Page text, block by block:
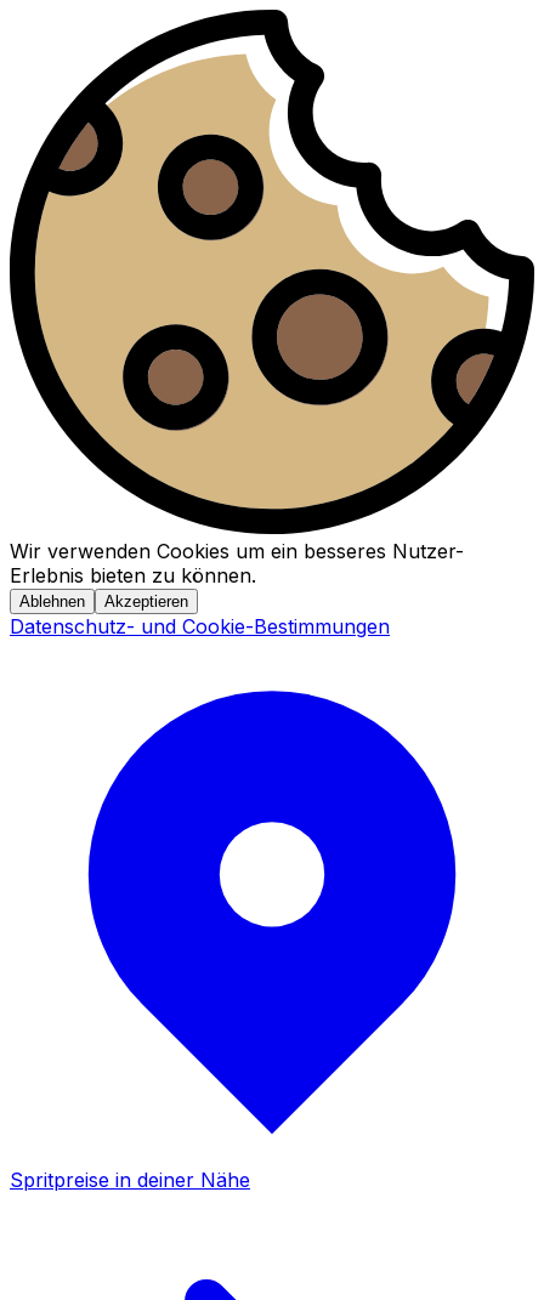
Wir verwenden Cookies um ein besseres Nutzer-
Erlebnis bieten zu können.
Ablehnen Akzeptieren
Datenschutz- und Cookie-Bestimmungen
Spritpreise in deiner Nähe